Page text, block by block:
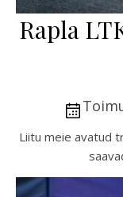
Rapla
Liitu meie avatud